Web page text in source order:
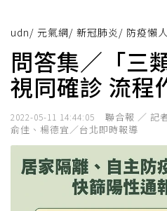
udn/ 元氣網/ 新冠肺炎 / 防疫懶
問答集／「三
視同確診 流程
2022-05-11 14:44:05
聯合報 ／ 記
俞佳、楊德宜／台北即時報導